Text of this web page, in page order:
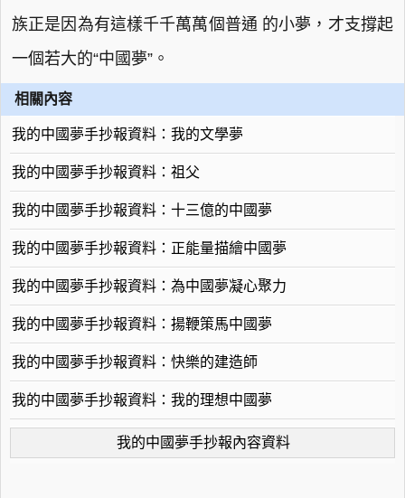
族正是因為有這樣千千萬萬個普通 的小夢，才支撐起
一個若大的“中國夢”。
相關內容
我的中國夢手抄報資料：我的文學夢
我的中國夢手抄報資料：祖父
我的中國夢手抄報資料：十三億的中國夢
我的中國夢手抄報資料：正能量描繪中國夢
我的中國夢手抄報資料：為中國夢凝心聚力
我的中國夢手抄報資料：揚鞭策馬中國夢
我的中國夢手抄報資料：快樂的建造師
我的中國夢手抄報資料：我的理想中國夢
我的中國夢手抄報內容資料